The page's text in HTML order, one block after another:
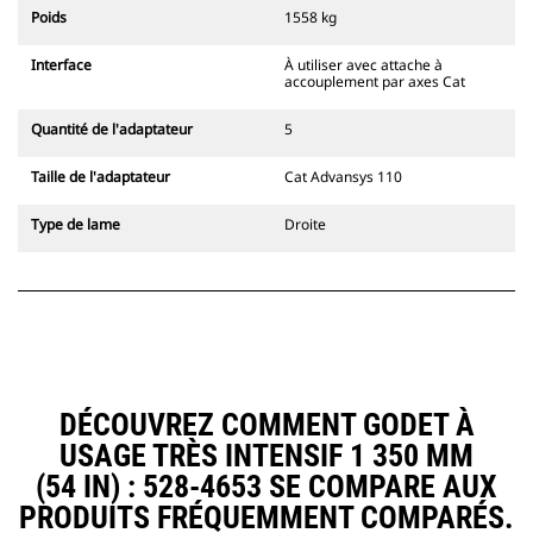
champ de vision du conducteur.
Les attaches à accouplement par
axes Cat sont compatibles avec les
352 et toutes les pelles sur pneus.
tranchée sont également
Les équipements compatibles avec
rapide fixes. Les attaches spéciales
Les attaches spéciales CW sont
disponibles pour toutes les pelles
hydrauliques à chaines et sur
pneus.
Poids 1558 kg
Interface
À utiliser avec attache à
accouplement par axes Cat
Quantité de l'adaptateur 5
Taille de l'adaptateur Cat Advansys 110
Type de lame Droite
DÉCOUVREZ COMMENT GODET À
USAGE TRÈS INTENSIF 1 350 MM
(54 IN) : 528-4653 SE COMPARE AUX
PRODUITS FRÉQUEMMENT COMPARÉS.